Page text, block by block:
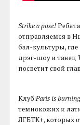
Strike a pose!
отправляемся в
бал-культуры,
дрэг-шоу и танец
посветит свой
КлубParis is
темнокожих и
ЛГБТК+, которых